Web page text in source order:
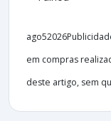
em compras
deste artigo, sem